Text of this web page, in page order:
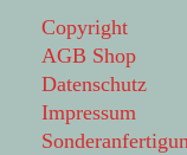
Copyright
AGB Shop
Datenschutz
Impressum